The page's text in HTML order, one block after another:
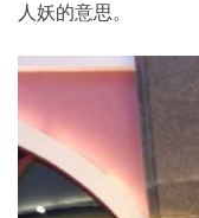
人妖的意思。